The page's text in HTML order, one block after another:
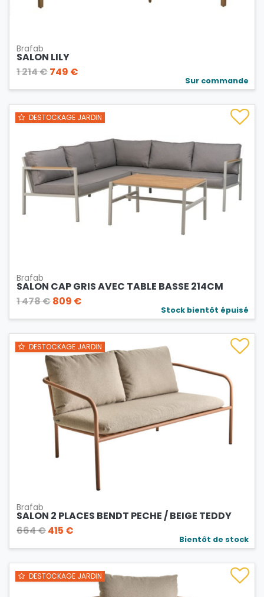
Brafab
SALON LILY
1 214 €749 €
Sur commande
DESTOCKAGE JARDIN
Brafab
SALON CAP GRIS AVEC TABLE BASSE 214CM
1 478 €809 €
Stock bientôt épuisé
DESTOCKAGE JARDIN
Brafab
SALON 2 PLACES BENDT PECHE / BEIGE TEDDY
664 €415 €
Bientôt de stock
DESTOCKAGE JARDIN